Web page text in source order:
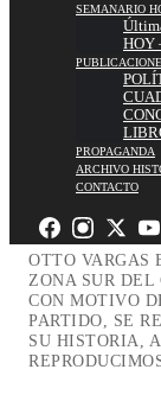
SEMANARIO
HOY
PROPAGANDA
ARCHIVO
CONTACTO
OTTO VARGAS
ZONA SUR DEL
CON MOTIVO
PARTIDO, SE
SU HISTORIA,